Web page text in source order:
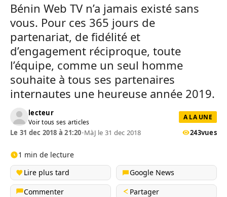
Bénin Web TV n’a jamais existé sans
vous. Pour ces 365 jours de
partenariat, de fidélité et
d’engagement réciproque, toute
l’équipe, comme un seul homme
souhaite à tous ses partenaires
internautes une heureuse année 2019.
lecteur
Voir tous ses articles
A LA UNE
Le 31 dec 2018 à 21:20•MàJ le 31 dec 2018 243vues
1 min de lecture
Lire plus tard
Google News
Commenter
Partager